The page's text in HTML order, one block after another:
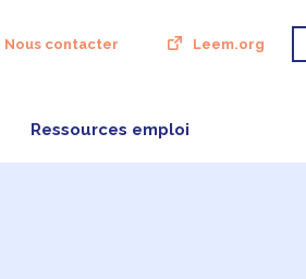
Nous contacter Leem.org
Ressources emploi